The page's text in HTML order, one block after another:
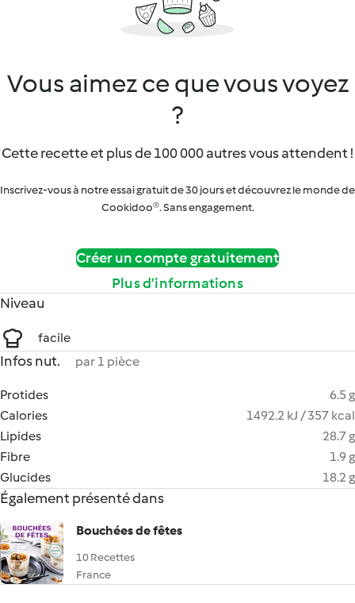
Vous aimez ce que vous voyez
?
Cette recette et plus de 100 000 autres vous attendent !
Inscrivez-vous à notre essai gratuit de 30 jours et découvrez le monde de
Cookidoo®. Sans engagement.
Créer un compte gratuitement
Plus d’informations
Niveau
facile
Infos nut. par 1 pièce
Protides
6.5 g
Calories
1492.2 kJ / 357 kcal
Lipides
28.7 g
Fibre
1.9 g
Glucides
18.2 g
Également présenté dans
Bouchées de fêtes
10 Recettes
France